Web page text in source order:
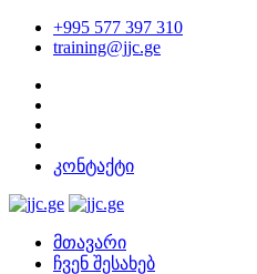
+995 577 397 310
training@jjc.ge
კონტაქტი
მთავარი
ჩვენ შესახებ